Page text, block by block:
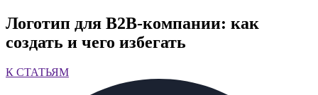
Логотип для B2B-компании: как
создать и чего избегать
К СТАТЬЯМ